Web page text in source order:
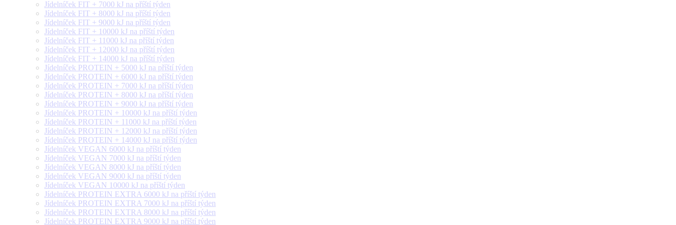
Jídelníček FIT + 7000 kJ na příští týden
Jídelníček FIT + 8000 kJ na příští týden
Jídelníček FIT + 9000 kJ na příští týden
Jídelníček FIT + 10000 kJ na příští týden
Jídelníček FIT + 11000 kJ na příští týden
Jídelníček FIT + 12000 kJ na příští týden
Jídelníček FIT + 14000 kJ na příští týden
Jídelníček PROTEIN + 5000 kJ na příští týden
Jídelníček PROTEIN + 6000 kJ na příští týden
Jídelníček PROTEIN + 7000 kJ na příští týden
Jídelníček PROTEIN + 8000 kJ na příští týden
Jídelníček PROTEIN + 9000 kJ na příští týden
Jídelníček PROTEIN + 10000 kJ na příští týden
Jídelníček PROTEIN + 11000 kJ na příští týden
Jídelníček PROTEIN + 12000 kJ na příští týden
Jídelníček PROTEIN + 14000 kJ na příští týden
Jídelníček VEGAN 6000 kJ na příští týden
Jídelníček VEGAN 7000 kJ na příští týden
Jídelníček VEGAN 8000 kJ na příští týden
Jídelníček VEGAN 9000 kJ na příští týden
Jídelníček VEGAN 10000 kJ na příští týden
Jídelníček PROTEIN EXTRA 6000 kJ na příští týden
Jídelníček PROTEIN EXTRA 7000 kJ na příští týden
Jídelníček PROTEIN EXTRA 8000 kJ na příští týden
Jídelníček PROTEIN EXTRA 9000 kJ na příští týden